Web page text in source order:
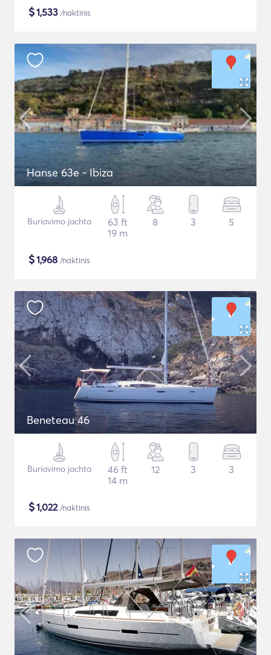
$1,533 /naktinis
Hanse 63e - Ibiza
Buriavimo jachta
63 ft
19 m
8 3 5
$1,968 /naktinis
Beneteau 46
Buriavimo jachta
46 ft
14 m
12 3 3
$1,022/naktinis